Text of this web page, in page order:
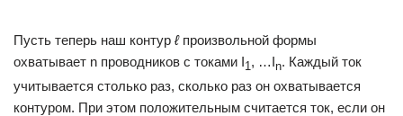
Пусть теперь наш контур ℓпроизвольной формы
охватывает n проводников с токами I1, …In. Каждый ток
учитывается столько раз, сколько раз он охватывается
контуром. При этом положительным считается ток, если он